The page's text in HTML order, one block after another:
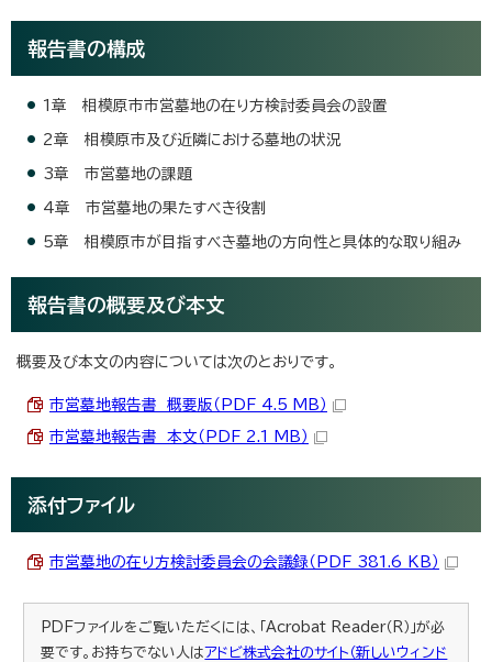
報告書の構成
1章 相模原市市営墓地の在り方検討委員会の設置
2章 相模原市及び近隣における墓地の状況
3章 市営墓地の課題
4章 市営墓地の果たすべき役割
5章 相模原市が目指すべき墓地の方向性と具体的な取り組み
報告書の概要及び本文
概要及び本文の内容については次のとおりです。
市営墓地報告書 概要版（PDF 4.5 MB）
市営墓地報告書 本文（PDF 2.1 MB）
添付ファイル
市営墓地の在り方検討委員会の会議録（PDF 381.6 KB）
PDFファイルをご覧いただくには、「Acrobat Reader（R）」が必
要です。お持ちでない人はアドビ株式会社のサイト（新しいウィンド